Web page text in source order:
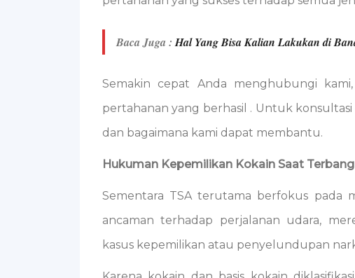
Baca Juga :Hal Yang Bisa Kalian Lakukan di
Semakin cepat Anda menghubungi
pertahanan yang berhasil . Untuk
dan bagaimana kami dapat membantu.
Hukuman Kepemilikan Kokain Saat Terbang
Sementara TSA terutama berfokus pada
ancaman terhadap perjalanan udara,
kasus kepemilikan atau penyelundupan